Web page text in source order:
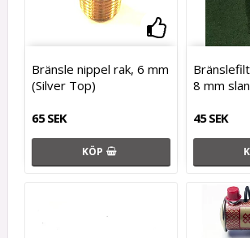
Lägg till i
Bränsle nippel rak, 6 mm
(Silver Top)
65 SEK
KÖP
8 mm
45 SEK